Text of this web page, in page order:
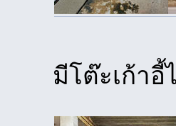
มีโต๊ะเก้า